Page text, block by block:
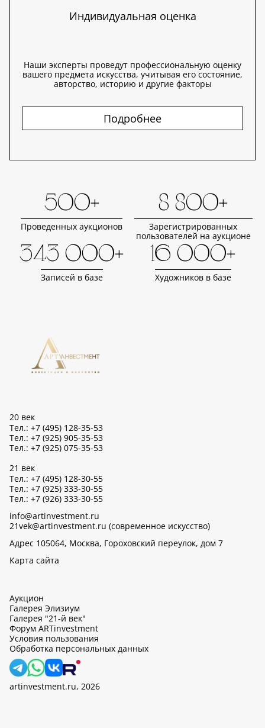
Индивидуальная оценка
Наши эксперты проведут профессиональную оценку
вашего предмета искусства, учитывая его состояние,
авторство, историю и другие факторы
Подробнее
500+
Проведенных аукционов
8 800+
Зарегистрированных
пользователей на аукционе
343 000+
Записей в базе
16 000+
Художников в базе
20 век
Тел.: +7 (495) 128-35-53
Тел.: +7 (925) 905-35-53
Тел.: +7 (925) 075-35-53
21 век
Тел.: +7 (495) 128-30-55
Тел.: +7 (925) 333-30-55
Тел.: +7 (926) 333-30-55
info@artinvestment.ru
21vek@artinvestment.ru (современное искусство)
Адрес 105064, Москва, Гороховский переулок, дом 7
Карта сайта
Аукцион
Галерея Элизиум
Галерея "21-й век"
Форум ARTinvestment
Условия пользования
Обработка персональных данных
artinvestment.ru, 2026